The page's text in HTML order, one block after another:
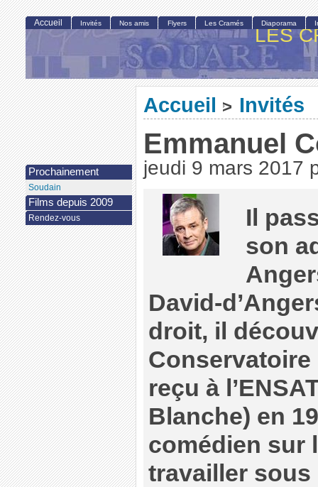
LES
Accueil > Invités
Emmanuel
jeudi 9 mars 2017
Il
son
David-
droit, il
Conservatoire
reçu à
Blanche) en
comédien sur
travailler sous
Accueil Invités Nos amis Flyers Les Cramés Diaporama
Prochainement
Soudain
Films depuis 2009
Rendez-vous